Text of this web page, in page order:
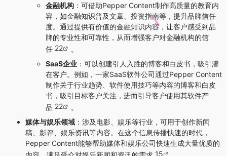
金融机构 ：可借助Pepper Content制作高质量的教育内
容，如金融知识普及文章、投资指南等，提升品牌信任
度。通过提供有价值的金融知识内容，让客户感受到品
牌的专业性和可靠性，从而增强客户对金融机构的信
任 22
。
SaaS企业 ：可以创建引人入胜的博客和白皮书，吸引潜
在客户。例如，一家SaaS软件公司通过Pepper Content
制作关于行业趋势、软件使用技巧等内容的博客和白皮
书，吸引目标客户关注，进而引导客户使用其软件产
品 22
。
媒体与娱乐领域 ：涉及电影、娱乐等行业，可用于创作新闻
稿、影评、娱乐资讯等内容。在这个信息传播快速的时代，
Pepper Content能够帮助媒体和娱乐公司快速生成大量优质的
15